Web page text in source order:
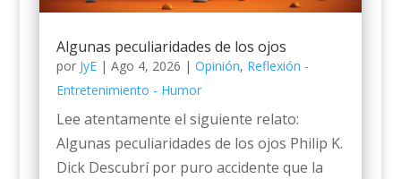
Algunas peculiaridades de los ojos
por JyE| Ago 4, 2026 | Opinión, Reflexión -
Entretenimiento - Humor
Lee atentamente el siguiente relato:
Algunas peculiaridades de los ojos Philip K.
Dick Descubrí por puro accidente que la